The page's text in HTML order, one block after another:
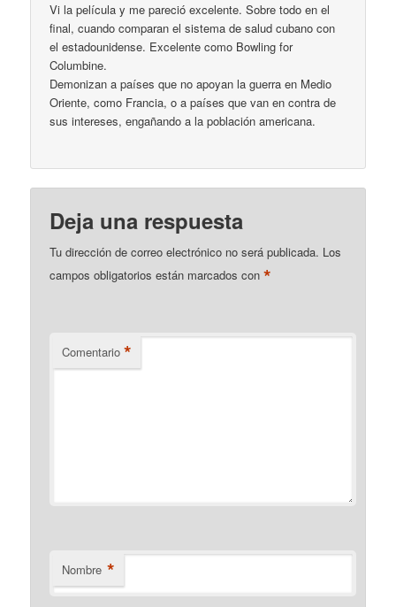
Vi la película y me pareció excelente. Sobre todo en el
final, cuando comparan el sistema de salud cubano con
el estadounidense. Excelente como Bowling for
Columbine.
Demonizan a países que no apoyan la guerra en Medio
Oriente, como Francia, o a países que van en contra de
sus intereses, engañando a la población americana.
Deja una respuesta
Tu dirección de correo electrónico no será publicada. Los
campos obligatorios están marcados con*
Comentario *
Nombre *